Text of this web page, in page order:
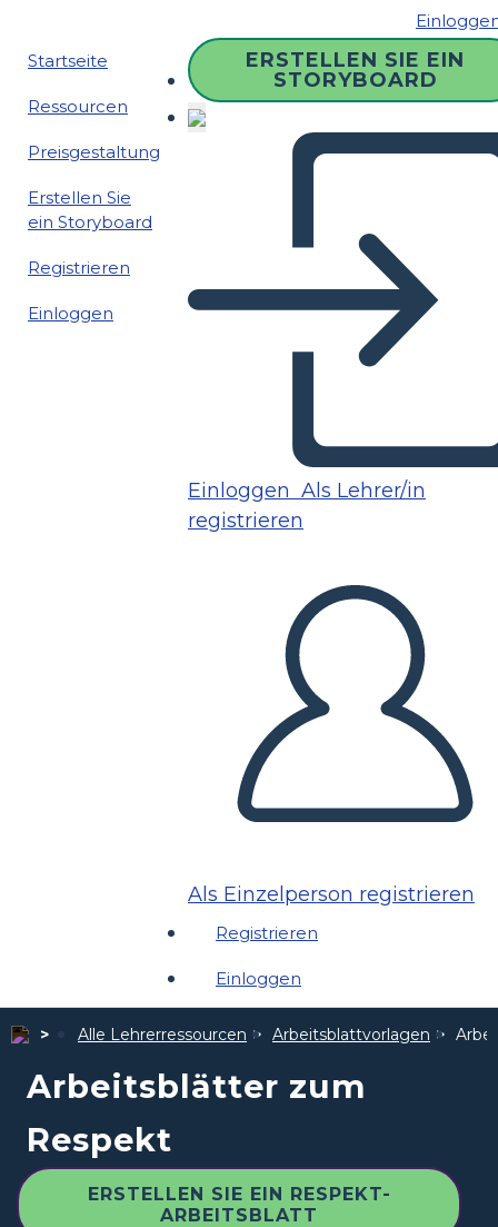
Startseite
Ressourcen
Preisgestaltung
Erstellen Sie
ein Storyboard
Registrieren
Einloggen
ERSTELLEN SIE EIN
STORYBOARD
Einloggen Als Lehrer/in
registrieren
Als Einzelperson registrieren
Registrieren
Einloggen
Alle Lehrerressourcen Arbeitsblattvorlagen
Arbeitsblätter zum
Respekt
ERSTELLEN SIE EIN RESPEKT-
ARBEITSBLATT